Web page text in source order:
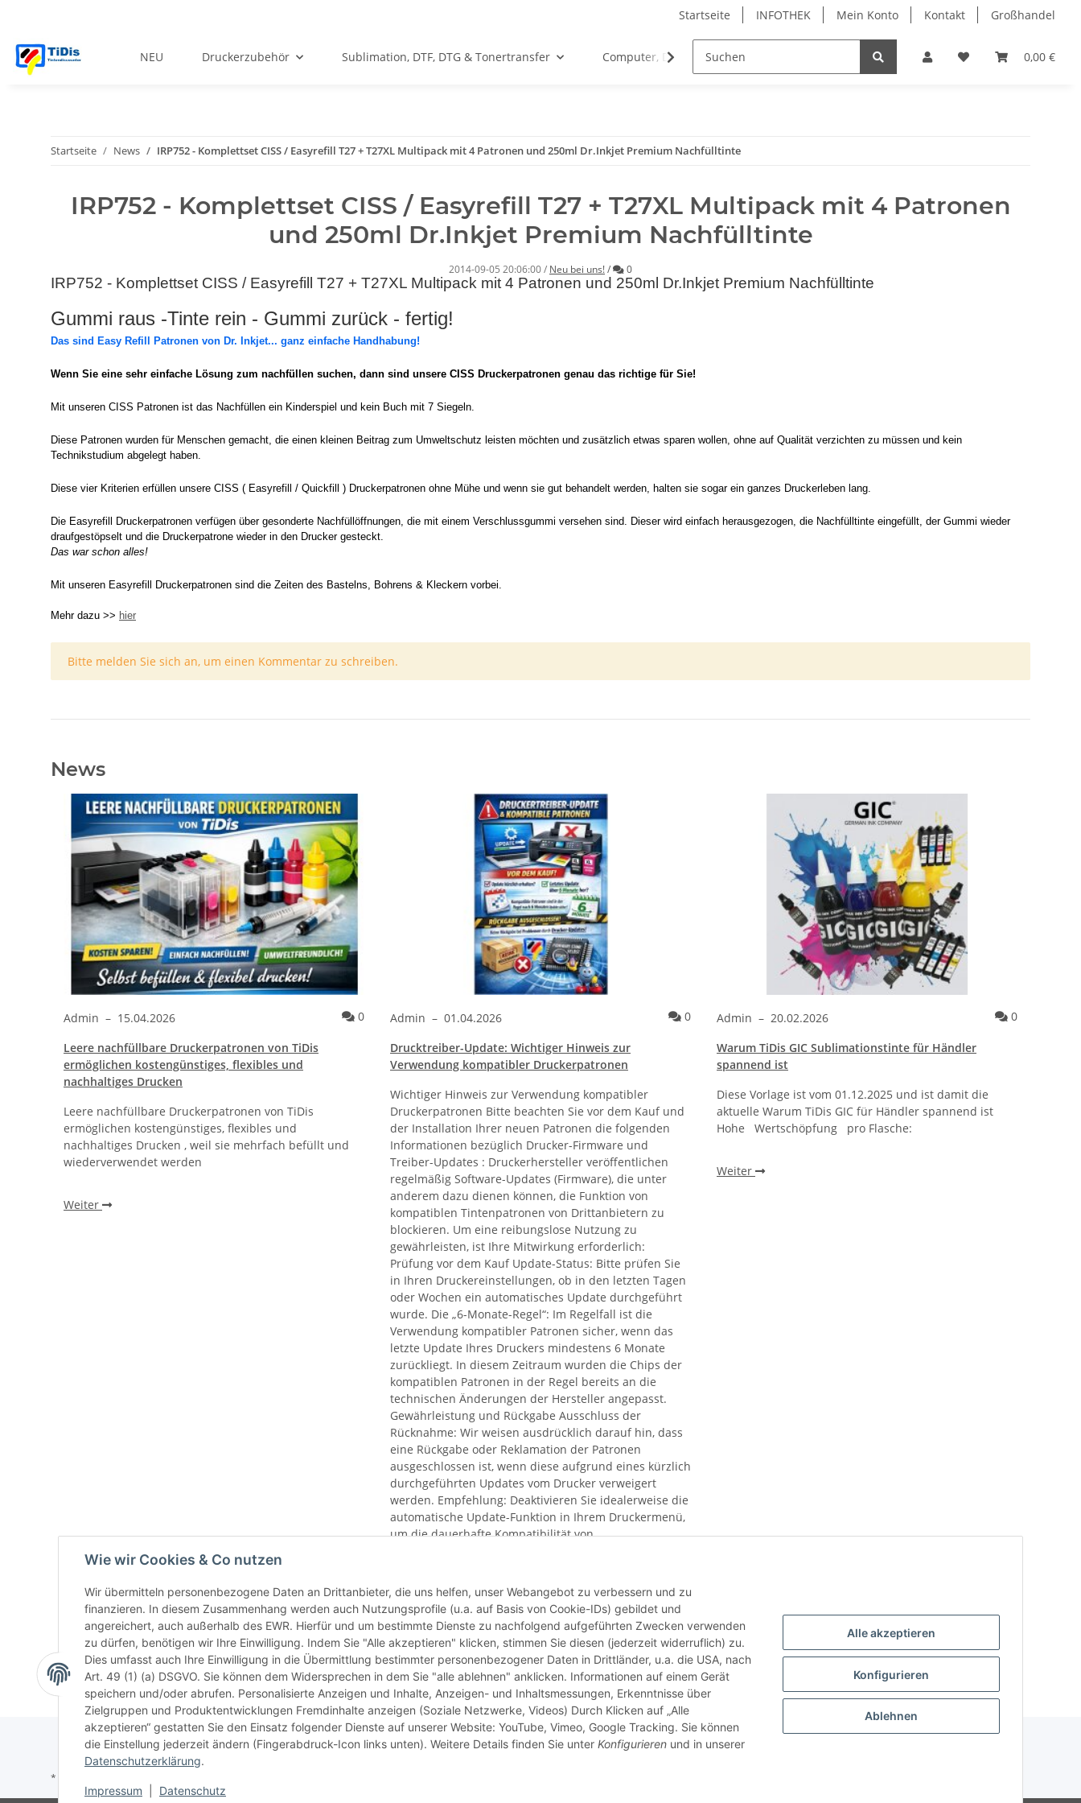
Startseite INFOTHEK Mein Konto Kontakt Großhandel
0,00 €
NEU Druckerzubehör Sublimation, DTF, DTG & Tonertransfer Computer, Drucker & Bürobedarf PVC Kartendrucker & Zubehör TiDis
Startseite News IRP752 - Komplettset CISS / Easyrefill T27 + T27XL Multipack mit 4 Patronen und 250ml Dr.Inkjet Premium Nachfülltinte
IRP752 - Komplettset CISS / Easyrefill T27 + T27XL Multipack mit 4 Patronen
und 250ml Dr.Inkjet Premium Nachfülltinte
2014-09-05 20:06:00/ Neu bei uns!/ Kommentare
0
IRP752 - Komplettset CISS / Easyrefill T27 + T27XL Multipack mit 4 Patronen und 250ml Dr.Inkjet Premium Nachfülltinte
Gummi raus -Tinte rein - Gummi zurück - fertig!
Das sind Easy Refill Patronen von Dr. Inkjet... ganz einfache Handhabung!
Wenn Sie eine sehr einfache Lösung zum nachfüllen suchen, dann sind unsere CISS Druckerpatronen genau das richtige für Sie!
Mit unseren CISS Patronen ist das Nachfüllen ein Kinderspiel und kein Buch mit 7 Siegeln.
Diese Patronen wurden für Menschen gemacht, die einen kleinen Beitrag zum Umweltschutz leisten möchten und zusätzlich etwas sparen wollen, ohne auf Qualität verzichten zu müssen und kein
Technikstudium abgelegt haben.
Diese vier Kriterien erfüllen unsere CISS ( Easyrefill / Quickfill ) Druckerpatronen ohne Mühe und wenn sie gut behandelt werden, halten sie sogar ein ganzes Druckerleben lang.
Die Easyrefill Druckerpatronen verfügen über gesonderte Nachfüllöffnungen, die mit einem Verschlussgummi versehen sind. Dieser wird einfach herausgezogen, die Nachfülltinte eingefüllt, der Gummi wieder
draufgestöpselt und die Druckerpatrone wieder in den Drucker gesteckt.
Das war schon alles!
Mit unseren Easyrefill Druckerpatronen sind die Zeiten des Bastelns, Bohrens & Kleckern vorbei.
Mehr dazu >> hier
x
Bitte melden Sie sich an, um einen Kommentar zu schreiben.
News
Kommentare
Admin – 15.04.2026 Kommentare
0
Leere nachfüllbare Druckerpatronen von TiDis
ermöglichen kostengünstiges, flexibles und
nachhaltiges Drucken
Leere nachfüllbare Druckerpatronen von TiDis
ermöglichen kostengünstiges, flexibles und
nachhaltiges Drucken , weil sie mehrfach befüllt und
wiederverwendet werden
Weiter
Admin – 01.04.2026 Kommentare
0
Drucktreiber-Update: Wichtiger Hinweis zur
Verwendung kompatibler Druckerpatronen
Wichtiger Hinweis zur Verwendung kompatibler
Druckerpatronen Bitte beachten Sie vor dem Kauf und
der Installation Ihrer neuen Patronen die folgenden
Informationen bezüglich Drucker-Firmware und
Treiber-Updates : Druckerhersteller veröffentlichen
regelmäßig Software-Updates (Firmware), die unter
anderem dazu dienen können, die Funktion von
kompatiblen Tintenpatronen von Drittanbietern zu
blockieren. Um eine reibungslose Nutzung zu
gewährleisten, ist Ihre Mitwirkung erforderlich:
Prüfung vor dem Kauf Update-Status: Bitte prüfen Sie
in Ihren Druckereinstellungen, ob in den letzten Tagen
oder Wochen ein automatisches Update durchgeführt
wurde. Die „6-Monate-Regel“: Im Regelfall ist die
Verwendung kompatibler Patronen sicher, wenn das
letzte Update Ihres Druckers mindestens 6 Monate
zurückliegt. In diesem Zeitraum wurden die Chips der
kompatiblen Patronen in der Regel bereits an die
technischen Änderungen der Hersteller angepasst.
Gewährleistung und Rückgabe Ausschluss der
Rücknahme: Wir weisen ausdrücklich darauf hin, dass
eine Rückgabe oder Reklamation der Patronen
ausgeschlossen ist, wenn diese aufgrund eines kürzlich
durchgeführten Updates vom Drucker verweigert
werden. Empfehlung: Deaktivieren Sie idealerweise die
automatische Update-Funktion in Ihrem Druckermenü,
um die dauerhafte Kompatibilität von
geprüft haben und das Risiko einer Blockierung durch
aktuelle Hersteller-Software bekannt ist.
Weiter
Admin – 20.02.2026 Kommentare
0
Warum TiDis GIC Sublimationstinte für Händler
spannend ist
Diese Vorlage ist vom 01.12.2025 und ist damit die
aktuelle Warum TiDis GIC für Händler spannend ist
Hohe Wertschöpfung pro Flasche:
Weiter
* Alle Preise inkl. gesetzlicher USt., zzgl.
Wie wir Cookies & Co nutzen
Wir übermitteln personenbezogene Daten an Drittanbieter, die uns helfen, unser Webangebot zu verbessern und zu
finanzieren. In diesem Zusammenhang werden auch Nutzungsprofile (u.a. auf Basis von Cookie-IDs) gebildet und
angereichert, auch außerhalb des EWR. Hierfür und um bestimmte Dienste zu nachfolgend aufgeführten Zwecken verwenden
zu dürfen, benötigen wir Ihre Einwilligung. Indem Sie "Alle akzeptieren" klicken, stimmen Sie diesen (jederzeit widerruflich) zu.
Dies umfasst auch Ihre Einwilligung in die Übermittlung bestimmter personenbezogener Daten in Drittländer, u.a. die USA, nach
Art. 49 (1) (a) DSGVO. Sie können dem Widersprechen in dem Sie "alle ablehnen" anklicken. Informationen auf einem Gerät
speichern und/oder abrufen. Personalisierte Anzeigen und Inhalte, Anzeigen- und Inhaltsmessungen, Erkenntnisse über
Zielgruppen und Produktentwicklungen Fremdinhalte anzeigen (Soziale Netzwerke, Videos) Durch Klicken auf „Alle
akzeptieren“ gestatten Sie den Einsatz folgender Dienste auf unserer Website: YouTube, Vimeo, Google Tracking. Sie können
die Einstellung jederzeit ändern (Fingerabdruck-Icon links unten). Weitere Details finden Sie unter Konfigurieren und in unserer
Datenschutzerklärung.
Impressum Datenschutz
Alle akzeptieren
Konfigurieren
Ablehnen